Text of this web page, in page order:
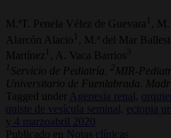
M.ªT. Penela Vélez de Guevara 1 ,
Alarcón Alacio 1 , M.ª del Mar
Martínez 1 , A. Vaca Barrios 3
1 Servicio de Pediatría. 2 MIR-
Universitario de Fuenlabrada.
Tagged under
Agenesia renal,
quiste de vesícula seminal,
ectopia
y 4 marzoabril 2020
Publicado en
Notas clínicas